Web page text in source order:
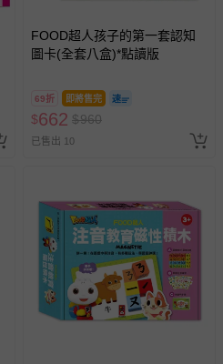
FOOD超人孩子的第一套認知
圖卡(全套八盒)*點讀版
69折 即將售完
$662 $960
已售出 10